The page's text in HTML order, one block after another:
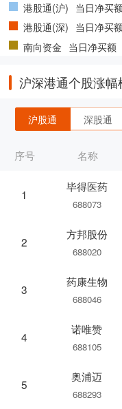
港股通(沪) 当日净买
港股通(深) 当日净买
南向资金 当日净买额
沪深港通个股涨幅
沪股通 深股通
序号 名称
1
毕得医药
688073
2
方邦股份
688020
3
药康生物
688046
4
诺唯赞
688105
5
奥浦迈
688293